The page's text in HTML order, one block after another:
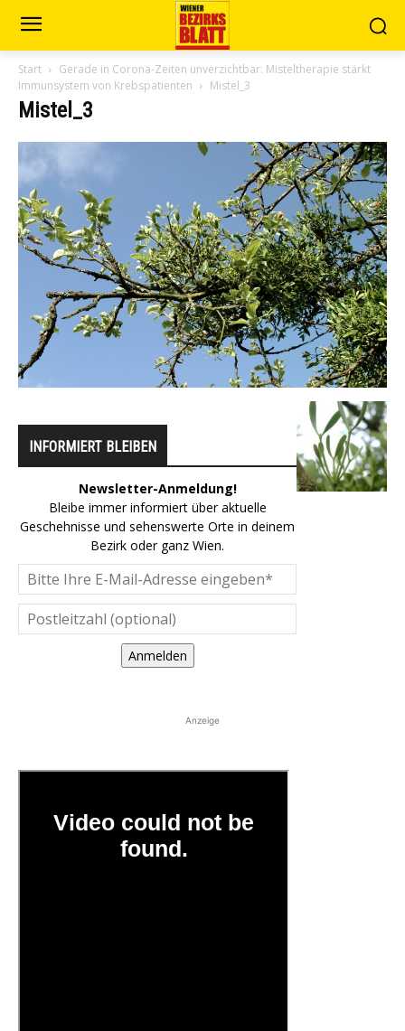
Start
Gerade in Corona-Zeiten unverzichtbar: Misteltherapie stärkt
Immunsystem von Krebspatienten
Mistel_3
Mistel_3
INFORMIERT BLEIBEN
Newsletter-Anmeldung!
Bleibe immer informiert über aktuelle
Geschehnisse und sehenswerte Orte in deinem
Bezirk oder ganz Wien.
Anmelden
Anzeige